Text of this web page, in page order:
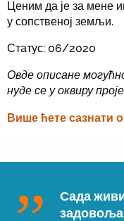
Ценим да је за мене
у сопственој земљи.
Статус: 06/2020
Овде описане
нуде се у оквиру
Више ћете сазнати
Сада